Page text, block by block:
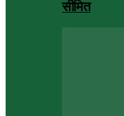
सीमित